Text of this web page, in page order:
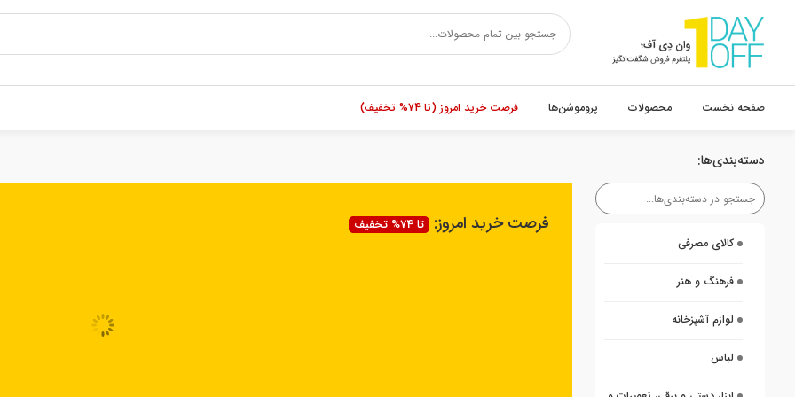
صفحه نخست محصولات پروموشن‌ها فرصت خرید امروز (تا 74% تخفیف)
دسته‌بندی‌ها:
کالای مصرفی
فرهنگ و هنر
لوازم آشپزخانه
لباس
فرصت خرید امروز: تا 74% تخفیف